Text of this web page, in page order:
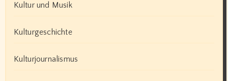
Kultur und Musik
Kulturgeschichte
Kulturjournalismus